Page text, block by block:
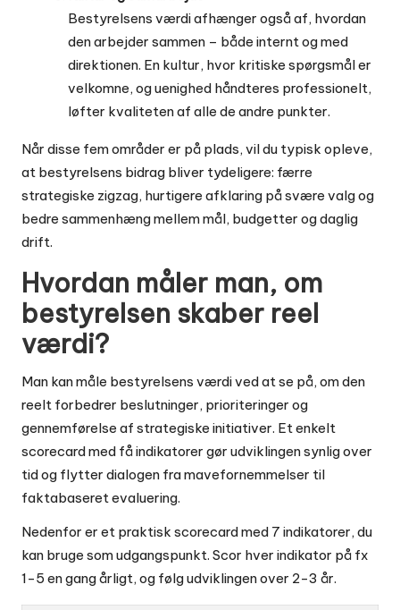
Bestyrelsens værdi afhænger også af, hvordan
den arbejder sammen – både internt og med
direktionen. En kultur, hvor kritiske spørgsmål er
velkomne, og uenighed håndteres professionelt,
løfter kvaliteten af alle de andre punkter.
Når disse fem områder er på plads, vil du typisk opleve,
at bestyrelsens bidrag bliver tydeligere: færre
strategiske zigzag, hurtigere afklaring på svære valg og
bedre sammenhæng mellem mål, budgetter og daglig
drift.
Hvordan måler man, om
bestyrelsen skaber reel
værdi?
Man kan måle bestyrelsens værdi ved at se på, om den
reelt forbedrer beslutninger, prioriteringer og
gennemførelse af strategiske initiativer. Et enkelt
scorecard med få indikatorer gør udviklingen synlig over
tid og flytter dialogen fra mavefornemmelser til
faktabaseret evaluering.
Nedenfor er et praktisk scorecard med 7 indikatorer, du
kan bruge som udgangspunkt. Scor hver indikator på fx
1-5 en gang årligt, og følg udviklingen over 2-3 år.